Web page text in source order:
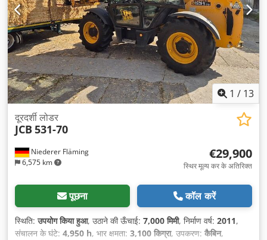
1 / 13
Niederer Fläming
6,575 km
दूरदर्शी लोडर
JCB 531-70
€29,900
स्थिर मूल्य कर के अतिरिक्त
पूछना कॉल करें
स्थिति:उपयोग किया हुआ, उठाने की ऊँचाई: 7,000 मिमी, निर्माण वर्ष: 2011,
संचालन के घंटे: 4,950 h, भार क्षमता: 3,100 किग्रा, उपकरण: कैबिन,